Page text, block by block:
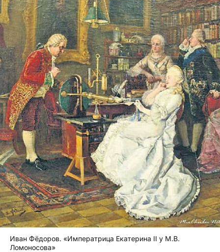
Иван Фёдоров. «Императрица Екатерина II у М.В.
Ломоносова»